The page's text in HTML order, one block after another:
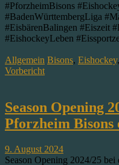
#PforzheimBisons
#BadenWürttembergLiga
#EisbärenBalingen #Eiszeit
#EishockeyLeben
Allgemein Bisons, Eishockey,
Vorbericht
Season Opening
Pforzheim Bisons
9. August 2024
Season Opening 2024/25